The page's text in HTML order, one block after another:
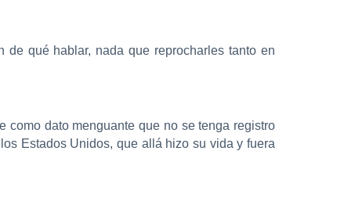
de qué hablar, nada que reprocharles tanto en
como dato menguante que no se tenga registro
Estados Unidos, que allá hizo su vida y fuera